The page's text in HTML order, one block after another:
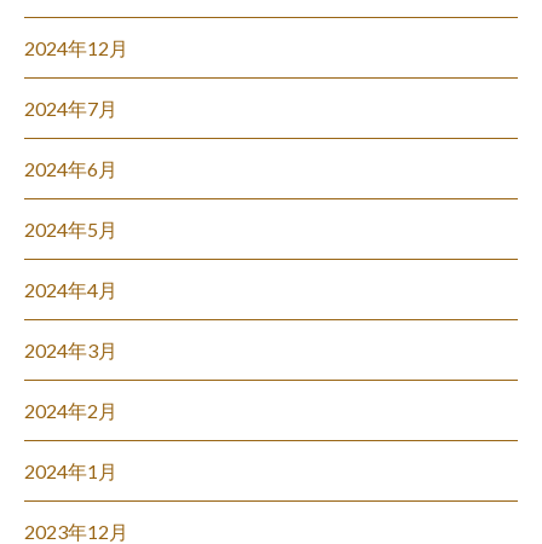
2024年12月
2024年7月
2024年6月
2024年5月
2024年4月
2024年3月
2024年2月
2024年1月
2023年12月